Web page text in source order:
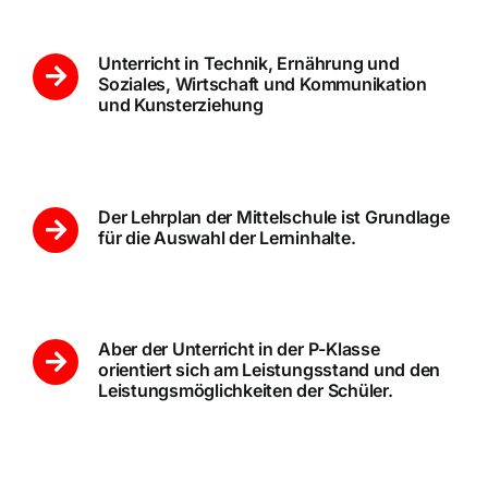
Unterricht in Technik, Ernährung und
Soziales, Wirtschaft und Kommunikation
und Kunsterziehung
Der Lehrplan der Mittelschule ist Grundlage
für die Auswahl der Lerninhalte.
Aber der Unterricht in der P-Klasse
orientiert sich am Leistungsstand und den
Leistungsmöglichkeiten der Schüler.